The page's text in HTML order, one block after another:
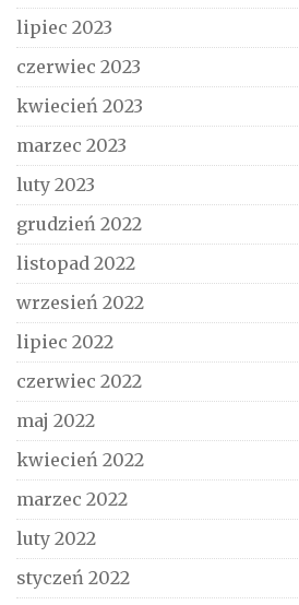
lipiec 2023
czerwiec 2023
kwiecień 2023
marzec 2023
luty 2023
grudzień 2022
listopad 2022
wrzesień 2022
lipiec 2022
czerwiec 2022
maj 2022
kwiecień 2022
marzec 2022
luty 2022
styczeń 2022